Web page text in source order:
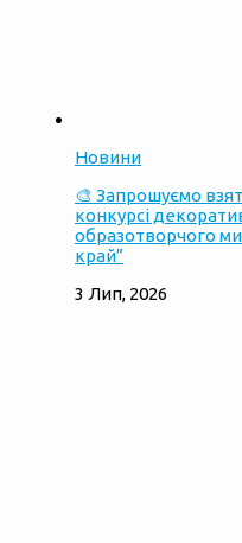
Новини
🎨 Запрошуємо
конкурсі
образотворчого
край”
3 Лип, 2026